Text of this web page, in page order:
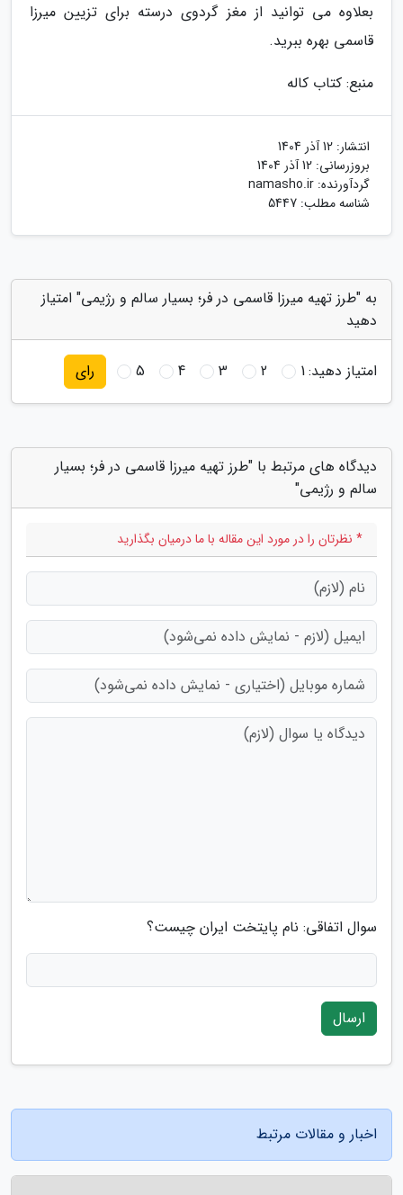
بعلاوه می توانید از مغز گردوی درسته برای تزیین میرزا
قاسمی بهره ببرید.
منبع: کتاب کاله
انتشار: 12 آذر 1404
بروزرسانی: 12 آذر 1404
گردآورنده: namasho.ir
شناسه مطلب: 5447
به "طرز تهیه میرزا قاسمی در فر؛ بسیار سالم و رژیمی" امتیاز
دهید
امتیاز دهید:1
2
3
4
5 رای
دیدگاه های مرتبط با "طرز تهیه میرزا قاسمی در فر؛ بسیار
سالم و رژیمی"
* نظرتان را در مورد این مقاله با ما درمیان بگذارید
سوال اتفاقی: نام پایتخت ایران چیست؟
ارسال
اخبار و مقالات مرتبط